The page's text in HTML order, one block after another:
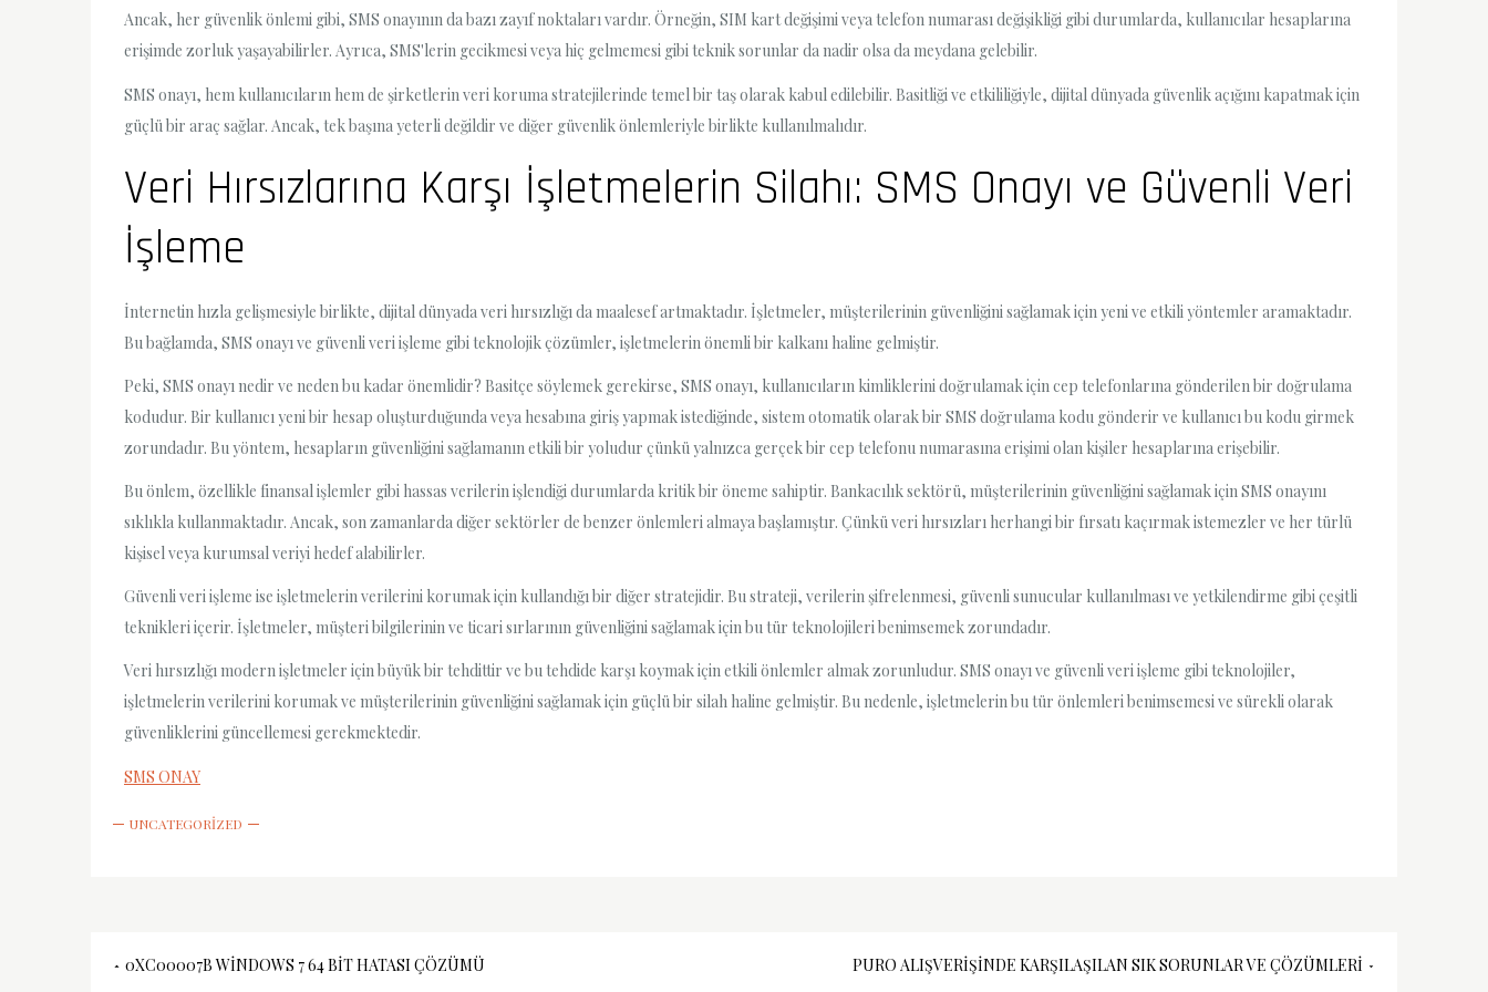
Ancak, her güvenlik önlemi gibi, SMS onayının da bazı zayıf noktaları vardır. Örneğin, SIM kart değişimi veya telefon numarası değişikliği gibi durumlarda, kullanıcılar hesaplarına
erişimde zorluk yaşayabilirler. Ayrıca, SMS'lerin gecikmesi veya hiç gelmemesi gibi teknik sorunlar da nadir olsa da meydana gelebilir.
SMS onayı, hem kullanıcıların hem de şirketlerin veri koruma stratejilerinde temel bir taş olarak kabul edilebilir. Basitliği ve etkililiğiyle, dijital dünyada güvenlik açığını kapatmak için
güçlü bir araç sağlar. Ancak, tek başına yeterli değildir ve diğer güvenlik önlemleriyle birlikte kullanılmalıdır.
Veri Hırsızlarına Karşı İşletmelerin Silahı: SMS Onayı ve Güvenli Veri
İşleme
İnternetin hızla gelişmesiyle birlikte, dijital dünyada veri hırsızlığı da maalesef artmaktadır. İşletmeler, müşterilerinin güvenliğini sağlamak için yeni ve etkili yöntemler aramaktadır.
Bu bağlamda, SMS onayı ve güvenli veri işleme gibi teknolojik çözümler, işletmelerin önemli bir kalkanı haline gelmiştir.
Peki, SMS onayı nedir ve neden bu kadar önemlidir? Basitçe söylemek gerekirse, SMS onayı, kullanıcıların kimliklerini doğrulamak için cep telefonlarına gönderilen bir doğrulama
kodudur. Bir kullanıcı yeni bir hesap oluşturduğunda veya hesabına giriş yapmak istediğinde, sistem otomatik olarak bir SMS doğrulama kodu gönderir ve kullanıcı bu kodu girmek
zorundadır. Bu yöntem, hesapların güvenliğini sağlamanın etkili bir yoludur çünkü yalnızca gerçek bir cep telefonu numarasına erişimi olan kişiler hesaplarına erişebilir.
Bu önlem, özellikle finansal işlemler gibi hassas verilerin işlendiği durumlarda kritik bir öneme sahiptir. Bankacılık sektörü, müşterilerinin güvenliğini sağlamak için SMS onayını
sıklıkla kullanmaktadır. Ancak, son zamanlarda diğer sektörler de benzer önlemleri almaya başlamıştır. Çünkü veri hırsızları herhangi bir fırsatı kaçırmak istemezler ve her türlü
kişisel veya kurumsal veriyi hedef alabilirler.
Güvenli veri işleme ise işletmelerin verilerini korumak için kullandığı bir diğer stratejidir. Bu strateji, verilerin şifrelenmesi, güvenli sunucular kullanılması ve yetkilendirme gibi çeşitli
teknikleri içerir. İşletmeler, müşteri bilgilerinin ve ticari sırlarının güvenliğini sağlamak için bu tür teknolojileri benimsemek zorundadır.
Veri hırsızlığı modern işletmeler için büyük bir tehdittir ve bu tehdide karşı koymak için etkili önlemler almak zorunludur. SMS onayı ve güvenli veri işleme gibi teknolojiler,
işletmelerin verilerini korumak ve müşterilerinin güvenliğini sağlamak için güçlü bir silah haline gelmiştir. Bu nedenle, işletmelerin bu tür önlemleri benimsemesi ve sürekli olarak
güvenliklerini güncellemesi gerekmektedir.
SMS ONAY
UNCATEGORIZED
Yazı
0XC00007B WINDOWS 7 64 BIT HATASI ÇÖZÜMÜ PURO ALIŞVERIŞINDE KARŞILAŞILAN SIK SORUNLAR VE ÇÖZÜMLERI